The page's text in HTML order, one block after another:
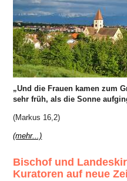
„Und die Frauen kamen zum
sehr früh, als die Sonne
(Markus 16,2)
(mehr...)
Bischof und
Kuratoren auf neue